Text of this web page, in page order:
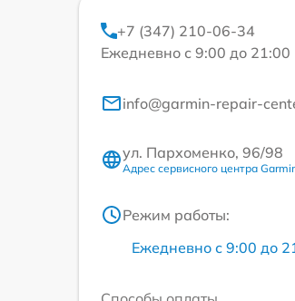
+7 (347) 210-06-34
Ежедневно с 9:00 до 21:00
info@garmin-repair-
ул. Пархоменко, 96/98
Адрес сервисного центра
Режим работы:
Ежедневно с 9:00 до